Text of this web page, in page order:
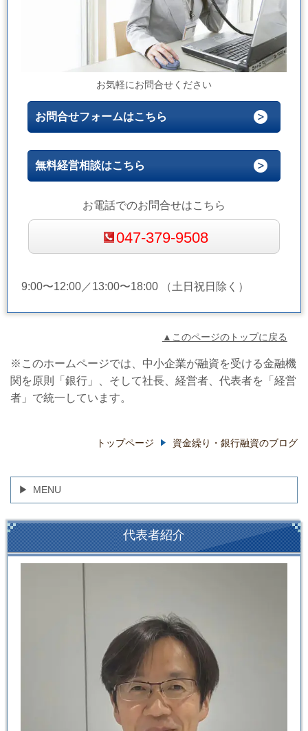
お気軽にお問合せください
お問合せフォームはこちら
無料経営相談はこちら
お電話でのお問合せはこちら
047-379-9508
9:00〜12:00／13:00〜18:00 （土日祝日除く）
▲このページのトップに戻る
※このホームページでは、中小企業が融資を受ける金融機
関を原則「銀行」、そして社長、経営者、代表者を「経営
者」で統一しています。
トップページ 資金繰り・銀行融資のブログ
MENU
代表者紹介